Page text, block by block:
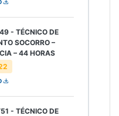
- TÉCNICO DE
SOCORRO –
– 44 HORAS
- TÉCNICO DE